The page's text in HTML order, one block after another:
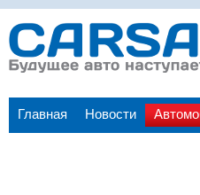
Главная Новости